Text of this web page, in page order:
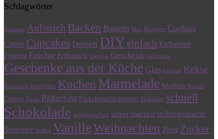
Schlagwörter
Amaretto Aufstrich Backen Basteln Blog Blogger Cookies
Creme Cupcakes Dessert DIY einfach Erdbeeren
Frosting Früchte Frühstück Gastpost Geschenk Geschenke
Geschenke aus der Küche Glas herzhaft Kekse
Knoblauch Konfitüre Kuchen Marmelade Muffins Nudeln
Ostern Pasta Plätzchen Päckchenschickereien Rhabarber schnell
Schokolade selbermachen selber machen selbstgemacht
Sommer Süßes VanilleWeihnachten Zimt Zucker